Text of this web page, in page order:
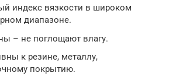
индекс вязкости в широком
диапазоне.
– не поглощают влагу.
к резине, металлу,
покрытию.